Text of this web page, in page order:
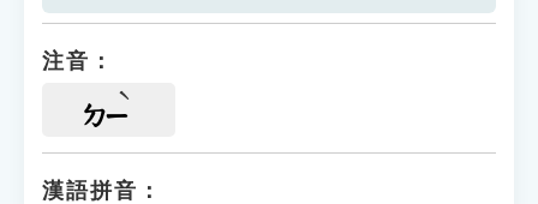
注音：
ㄉㄧ
漢語拼音：